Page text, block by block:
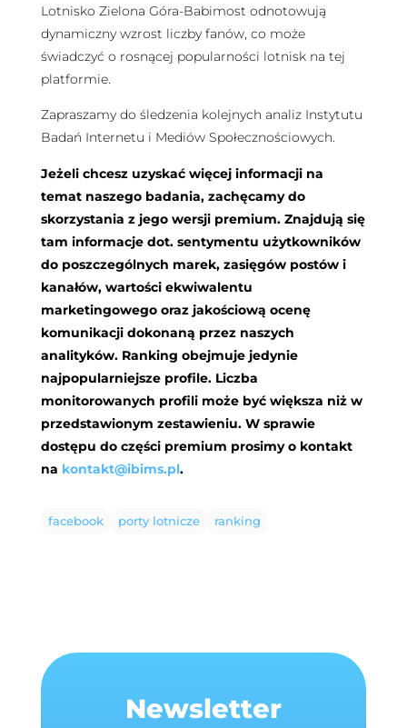
Lotnisko Zielona Góra-Babimost odnotowują
dynamiczny wzrost liczby fanów, co może
świadczyć o rosnącej popularności lotnisk na tej
platformie.
Zapraszamy do śledzenia kolejnych analiz Instytutu
Badań Internetu i Mediów Społecznościowych.
Jeżeli chcesz uzyskać więcej informacji na
temat naszego badania, zachęcamy do
skorzystania z jego wersji premium. Znajdują się
tam informacje dot. sentymentu użytkowników
do poszczególnych marek, zasięgów postów i
kanałów, wartości ekwiwalentu
marketingowego oraz jakościową ocenę
komunikacji dokonaną przez naszych
analityków. Ranking obejmuje jedynie
najpopularniejsze profile. Liczba
monitorowanych profili może być większa niż w
przedstawionym zestawieniu. W sprawie
dostępu do części premium prosimy o kontakt
na kontakt@ibims.pl.
facebook porty lotnicze ranking
Newsletter